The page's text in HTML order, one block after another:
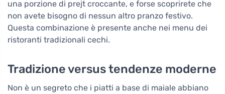
una porzione di prejt croccante, e forse scoprirete che
non avete bisogno di nessun altro pranzo festivo.
Questa combinazione è presente anche nei menu dei
ristoranti tradizionali cechi.
Tradizione versus tendenze moderne
Non è un segreto che i piatti a base di maiale abbiano